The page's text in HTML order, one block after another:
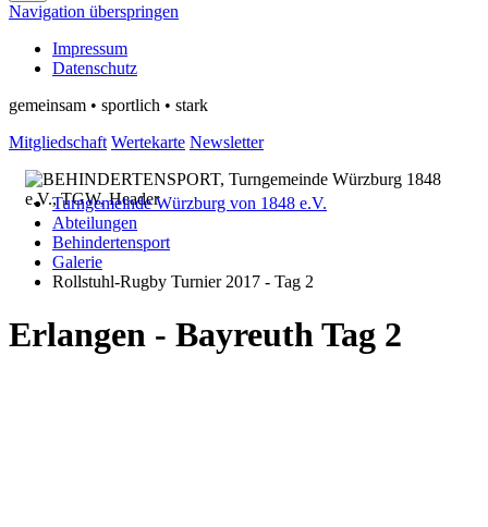
Navigation überspringen
Impressum
Datenschutz
gemeinsam • sportlich • stark
Mitgliedschaft Wertekarte Newsletter
Turngemeinde Würzburg von 1848 e.V.
Abteilungen
Behindertensport
Galerie
Rollstuhl-Rugby Turnier 2017 - Tag 2
Erlangen - Bayreuth Tag 2